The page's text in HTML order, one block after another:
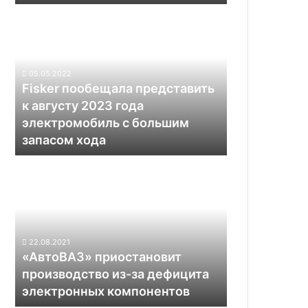
2023
электромобиль
большим
запасом
05.05.2022
Fisker пообещала представить
к августу 2023 года
электромобиль с большим
запасом хода
электронных
компонентов
22.08.2021
«АвтоВАЗ» приостановит
производство из-за дефицита
электронных компонентов